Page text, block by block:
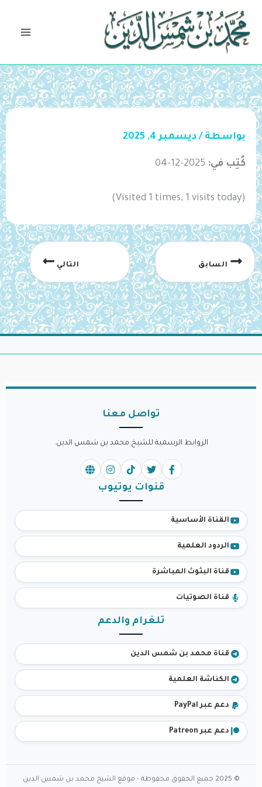
تخطي
المحتوى
بواسطة /ديسمبر 4, 2025
كُتِب في: 2025-12-04
(Visited 1 times, 1 visits today)
السابق التالي
تواصل معنا
الروابط الرسمية للشيخ محمد بن شمس الدين.
قنوات يوتيوب
القناة الأساسية
الردود العلمية
قناة البثوث المباشرة
قناة الصوتيات
تلغرام والدعم
قناة محمد بن شمس الدين
الكناشة العلمية
دعم عبر PayPal
دعم عبر Patreon
© 2025 جميع الحقوق محفوظة - موقع الشيخ محمد بن شمس الدين